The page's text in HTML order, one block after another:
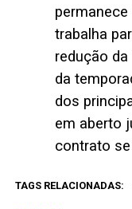
trabalha
redução
da
dos
em aberto
contrato
TAGS RELACIONADAS: